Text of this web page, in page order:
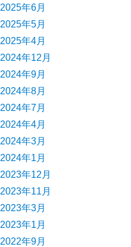
2025年6月
2025年5月
2025年4月
2024年12月
2024年9月
2024年8月
2024年7月
2024年4月
2024年3月
2024年1月
2023年12月
2023年11月
2023年3月
2023年1月
2022年9月